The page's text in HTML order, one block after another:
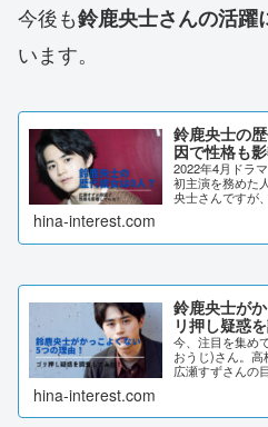
今後も鈴鹿央士さんの活躍
います。
鈴鹿央士の
因で性格も
2022年4月ドラ
初主演を務めた
央士さんですが
hina-interest.com
鈴鹿央士が
リ押し疑惑
今、注目を集め
おうじ)さん。
広瀬すずさんの
士...
hina-interest.com